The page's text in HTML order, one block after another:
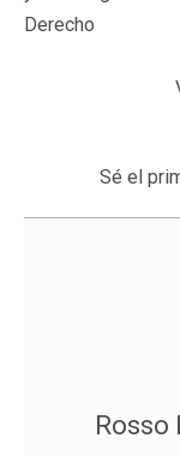
Derecho
Sé el
Rosso